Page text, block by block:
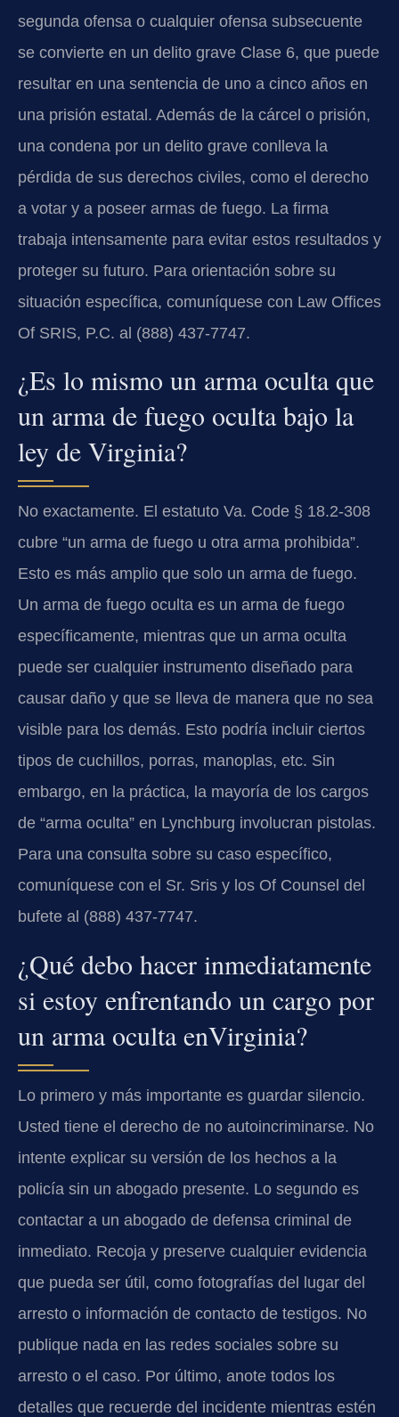
segunda ofensa o cualquier ofensa subsecuente
se convierte en un delito grave Clase 6, que puede
resultar en una sentencia de uno a cinco años en
una prisión estatal. Además de la cárcel o prisión,
una condena por un delito grave conlleva la
pérdida de sus derechos civiles, como el derecho
a votar y a poseer armas de fuego. La firma
trabaja intensamente para evitar estos resultados y
proteger su futuro. Para orientación sobre su
situación específica, comuníquese con Law Offices
Of SRIS, P.C. al (888) 437-7747.
¿Es lo mismo un arma oculta que
un arma de fuego oculta bajo la
ley de Virginia?
No exactamente. El estatuto Va. Code § 18.2-308
cubre “un arma de fuego u otra arma prohibida”.
Esto es más amplio que solo un arma de fuego.
Un arma de fuego oculta es un arma de fuego
específicamente, mientras que un arma oculta
puede ser cualquier instrumento diseñado para
causar daño y que se lleva de manera que no sea
visible para los demás. Esto podría incluir ciertos
tipos de cuchillos, porras, manoplas, etc. Sin
embargo, en la práctica, la mayoría de los cargos
de “arma oculta” en Lynchburg involucran pistolas.
Para una consulta sobre su caso específico,
comuníquese con el Sr. Sris y los Of Counsel del
bufete al (888) 437-7747.
¿Qué debo hacer inmediatamente
si estoy enfrentando un cargo por
un arma oculta enVirginia?
Lo primero y más importante es guardar silencio.
Usted tiene el derecho de no autoincriminarse. No
intente explicar su versión de los hechos a la
policía sin un abogado presente. Lo segundo es
contactar a un abogado de defensa criminal de
inmediato. Recoja y preserve cualquier evidencia
que pueda ser útil, como fotografías del lugar del
arresto o información de contacto de testigos. No
publique nada en las redes sociales sobre su
arresto o el caso. Por último, anote todos los
detalles que recuerde del incidente mientras estén